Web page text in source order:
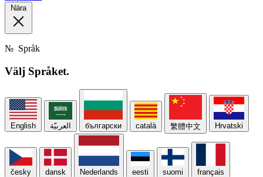
Nära
№ Språk
Välj Språket.
English العربيّة български català 繁體中文 Hrvatski
česky dansk Nederlands eesti suomi français